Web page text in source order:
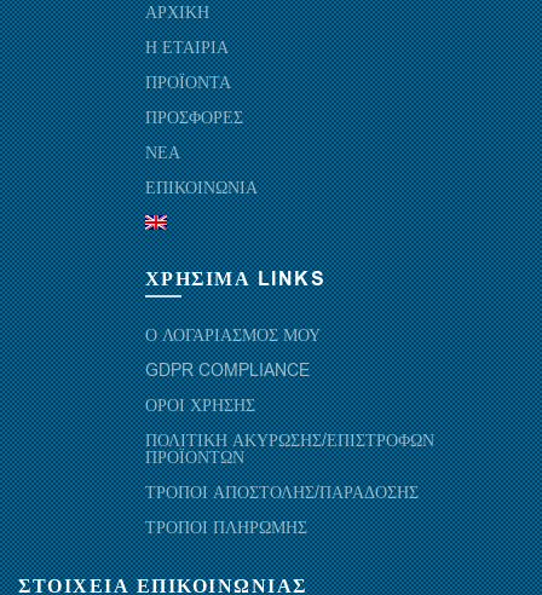
ΑΡΧΙΚΗ
Η ΕΤΑΙΡΙΑ
ΠΡΟΪΟΝΤΑ
ΠΡΟΣΦΟΡΕΣ
ΝΕΑ
ΕΠΙΚΟΙΝΩΝΙΑ
ΧΡΗΣΙΜΑ LINKS
Ο ΛΟΓΑΡΙΑΣΜΟΣ ΜΟΥ
GDPR COMPLIANCE
ΟΡΟΙ ΧΡΗΣΗΣ
ΠΟΛΙΤΙΚΗ ΑΚΥΡΩΣΗΣ/ΕΠΙΣΤΡΟΦΩΝ
ΠΡΟΪΟΝΤΩΝ
ΤΡΟΠΟΙ ΑΠΟΣΤΟΛΗΣ/ΠΑΡΑΔΟΣΗΣ
ΤΡΟΠΟΙ ΠΛΗΡΩΜΗΣ
ΣΤΟΙΧΕΙΑ ΕΠΙΚΟΙΝΩΝΙΑΣ